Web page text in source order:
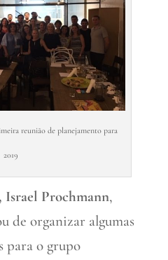
reunião de planejamento para
2019
Israel Prochmann,
de organizar algumas
para o grupo